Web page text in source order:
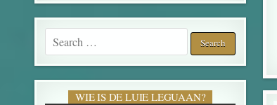
Search for:
WIE IS DE LUIE LEGUAAN?